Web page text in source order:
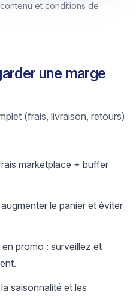
et conditions de
une marge
(frais, livraison, retours)
marketplace + buffer
le panier et éviter
promo : surveillez et
saisonnalité et les